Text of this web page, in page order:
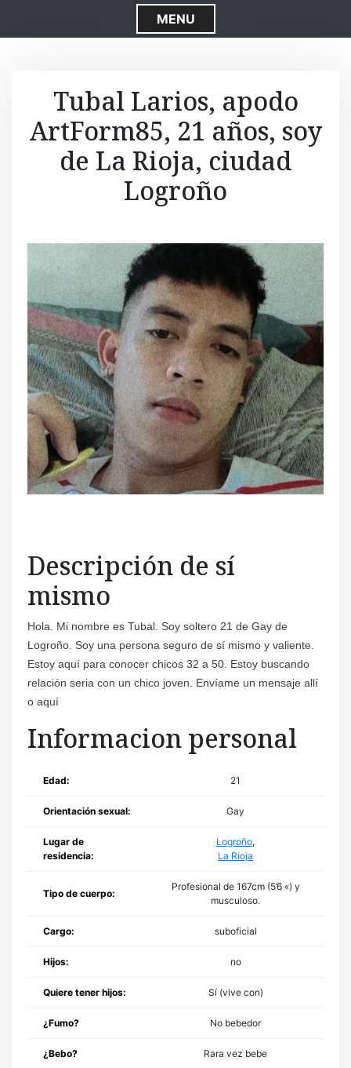
S
k
o
c
o
n
t
e
MENU
Tubal Larios, apodo
ArtForm85, 21 años, soy
de La Rioja, ciudad
Logroño
Descripción de sí
mismo
Hola. Mi nombre es Tubal. Soy soltero 21 de Gay de
Logroño. Soy una persona seguro de sí mismo y valiente.
Estoy aquí para conocer chicos 32 a 50. Estoy buscando
relación seria con un chico joven. Envíame un mensaje allí
o aquí
Informacion personal
Edad: 21
Orientación sexual: Gay
Lugar de
residencia:
Logroño,
La Rioja
Tipo de cuerpo:
Profesional de 167cm (5’6 «) y
musculoso.
Cargo: suboficial
Hijos: no
Quiere tener hijos: Sí (vive con)
¿Fumo? No bebedor
¿Bebo? Rara vez bebe